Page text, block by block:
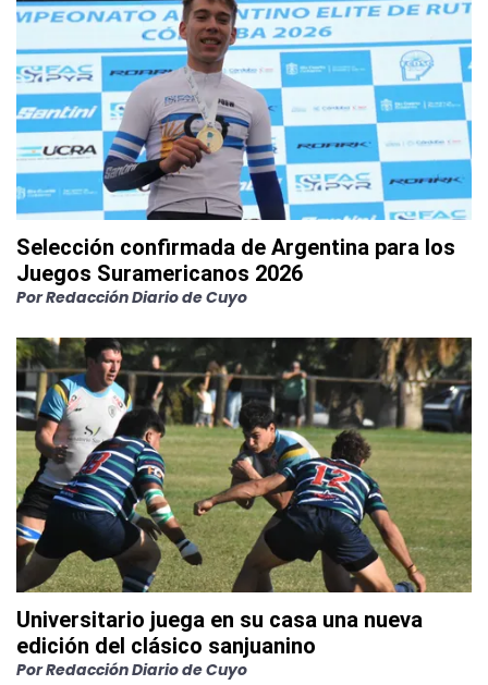
Selección confirmada de Argentina para los
Juegos Suramericanos 2026
PorRedacción Diario de Cuyo
Universitario juega en su casa una nueva
edición del clásico sanjuanino
PorRedacción Diario de Cuyo